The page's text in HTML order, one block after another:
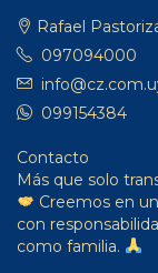
Rafael
097094000
099154384
Contacto
Más que solo
Creemos en
con
como familia.